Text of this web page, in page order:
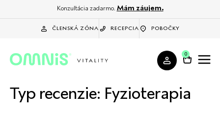
Konzultácia zadarmo. Mám záujem.
ČLENSKÁ ZÓNA RECEPCIA POBOČKY
0
Typ recenzie: Fyzioterapia